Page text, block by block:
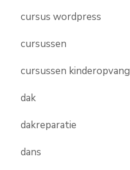
cursus wordpress
cursussen
cursussen kinderopvang
dak
dakreparatie
dans